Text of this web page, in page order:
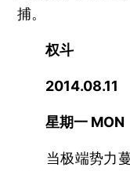
捕。
权斗
2014.08.11
星期一 MON
当极端势力蔓